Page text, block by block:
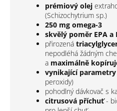
prémiový olej
(Schizochytrium sp.)
250 mg omega-3
skvělý poměr EPA a
přirozená
nepodléhá žádným
a maximálně
vynikající
peroxidy)
pohodlný dávkovač s
citrusová příchuť -